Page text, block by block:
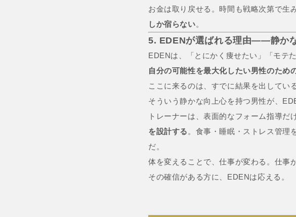
お金は取り戻せる。時間も戦略次第で生
しか宿らない。
5. EDENが選ばれる理由——静か
EDENは、「とにかく痩せたい」「モテ
自分の可能性を最大化したい男性のため
ここに来るのは、すでに結果を出してい
そういう静かな向上心を持つ男性が、
トレーナーは、表面的なフォーム指導だ
を設計する 。食事・睡眠・ストレス管理
だ。
体を変えることで、仕事が変わる。仕事
その確信がある方に、EDENは応える。